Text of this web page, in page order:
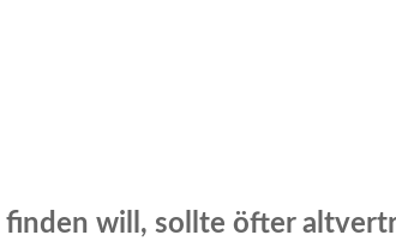
finden will, sollte öfter